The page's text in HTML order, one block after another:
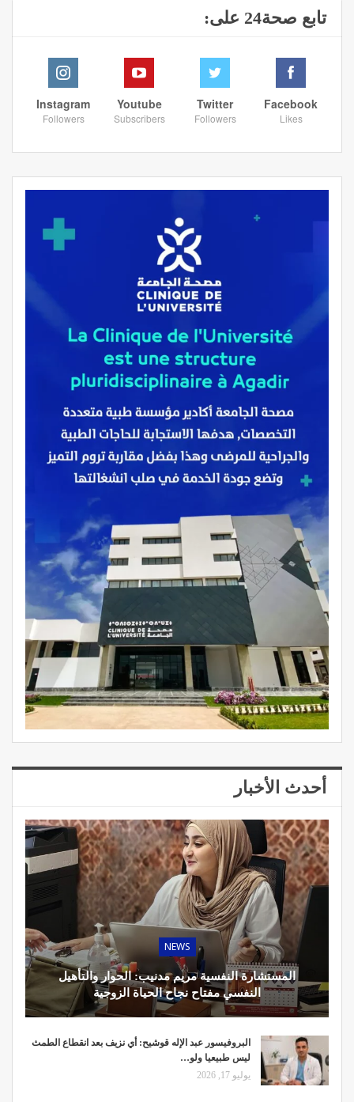
تابع صحة24 على:
Facebook
Likes
Twitter
Followers
Youtube
Subscribers
Instagram
Followers
أحدث الأخبار
NEWS
المستشارة النفسية مريم مدنيب: الحوار والتأهيل
النفسي مفتاح نجاح الحياة الزوجية
البروفيسور عبد الإله قوشيح: أي نزيف بعد انقطاع الطمث
ليس طبيعيا ولو…
يوليو 17, 2026